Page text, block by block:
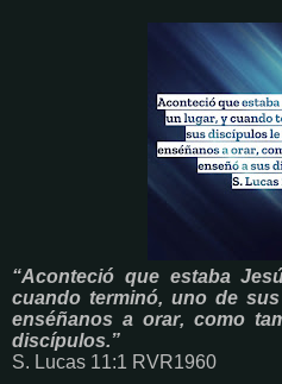
“Aconteció que estaba
cuando terminó, uno de
enséñanos a orar, como
discípulos.”
S. Lucas 11:1 RVR1960